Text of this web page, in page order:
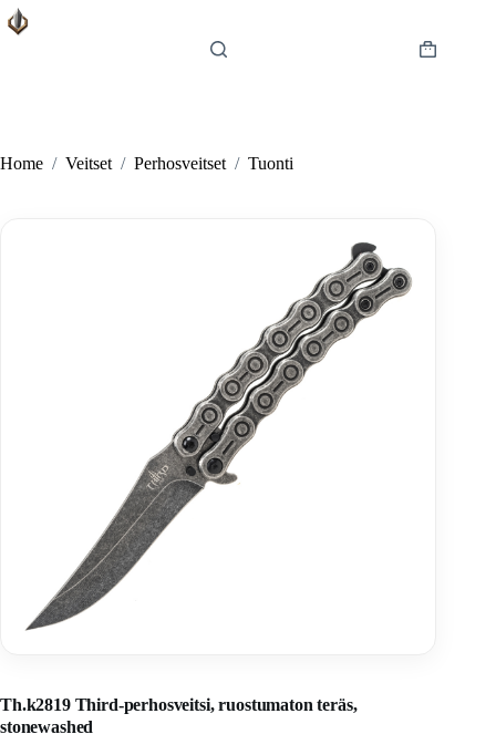
Skip
to
Shopping
Home / Veitset / Perhosveitset / Tuonti
Th.k2819 Third-perhosveitsi, ruostumaton teräs,
stonewashed